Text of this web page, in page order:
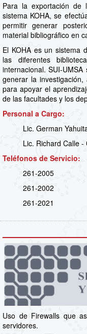
Para la exportación
sistema KOHA, se
permitir generar
material bibliográfico en
El KOHA es un sistema
las diferentes
internacional. SUI-
generar la
para apoyar el
de las facultades y los
Personal a Cargo:
Lic. German
Lic. Richard Calle -
Teléfonos de Servicio:
261-2005
261-2002
261-2021
Uso de Firewalls que
servidores.